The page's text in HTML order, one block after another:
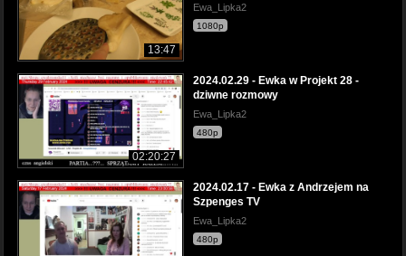
13:47
Ewa_Lipka2
1080p
02:20:27
2024.02.29 - Ewka w Projekt 28 -
dziwne rozmowy
Ewa_Lipka2
480p
2024.02.17 - Ewka z Andrzejem na
Szpenges TV
Ewa_Lipka2
480p